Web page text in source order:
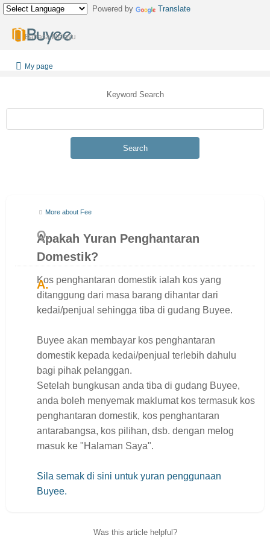
Powered by Translate
Bahasa Melayu
My page
Keyword Search
Search
More about Fee
Apakah Yuran Penghantaran
Domestik?
Kos penghantaran domestik ialah kos yang
ditanggung dari masa barang dihantar dari
kedai/penjual sehingga tiba di gudang Buyee.
Buyee akan membayar kos penghantaran
domestik kepada kedai/penjual terlebih dahulu
bagi pihak pelanggan.
Setelah bungkusan anda tiba di gudang Buyee,
anda boleh menyemak maklumat kos termasuk kos
penghantaran domestik, kos penghantaran
antarabangsa, kos pilihan, dsb. dengan melog
masuk ke "Halaman Saya".
Sila semak di sini untuk yuran penggunaan
Buyee.
Was this article helpful?